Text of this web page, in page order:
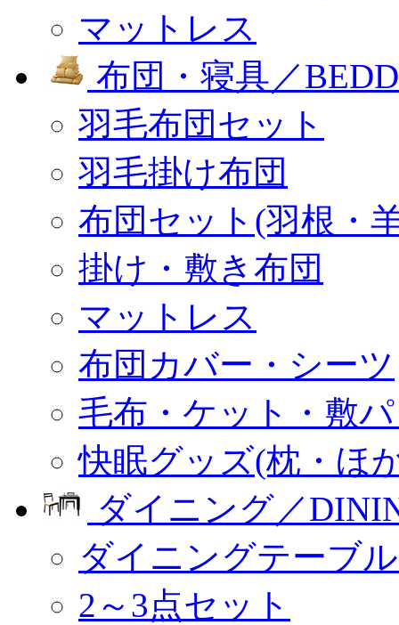
マットレス
布団・寝具／
羽毛布団セット
羽毛掛け布団
布団セット(羽根・
掛け・敷き布団
マットレス
布団カバー・シーツ
毛布・ケット・敷
快眠グッズ(枕・ほ
ダイニング／
ダイニングテーブ
2～3点セット